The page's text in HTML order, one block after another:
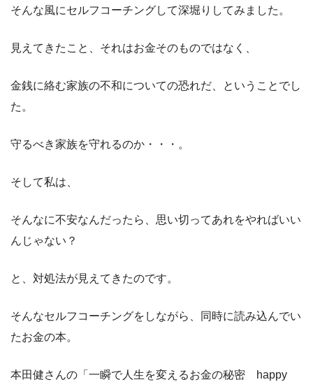
そんな風にセルフコーチングして深堀りしてみました。
見えてきたこと、それはお金そのものではなく、
金銭に絡む家族の不和についての恐れだ、ということでし
た。
守るべき家族を守れるのか・・・。
そして私は、
そんなに不安なんだったら、思い切ってあれをやればいい
んじゃない？
と、対処法が見えてきたのです。
そんなセルフコーチングをしながら、同時に読み込んでい
たお金の本。
本田健さんの「一瞬で人生を変えるお金の秘密 happy